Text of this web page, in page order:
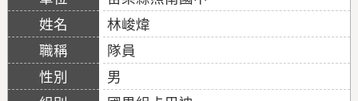
林峻煒
隊員
男